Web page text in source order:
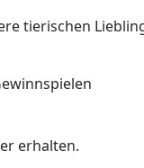
tierischen
erhalten.